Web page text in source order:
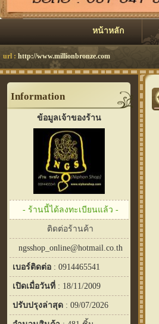
หน้าหลัก
url : http://www.millionbronze.com
Information
ข้อมูลเจ้าของร้าน
- ร้านนี้ได้ลงทะเบียนแล้ว -
ติดต่อร้านค้า
ngsshop_online@hotmail.co.th
เบอร์ติดต่อ : 0914465541
เปิดเมื่อวันที่ : 18/11/2009
ปรับปรุงล่าสุด : 09/07/2026